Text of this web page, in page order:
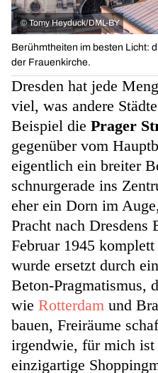
© Tomy Heyduck/DML-BY
Berühmtheiten im besten Licht:
der Frauenkirche.
Dresden hat jede
viel, was andere
Beispiel die Prager
gegenüber vom
eigentlich ein breiter
schnurgerade ins
eher ein Dorn im
Pracht nach Dresdens
Februar 1945
wurde ersetzt durch
Beton-Pragmatismus,
wie Rotterdam und
bauen, Freiräume
irgendwie, für mich ist
einzigartige